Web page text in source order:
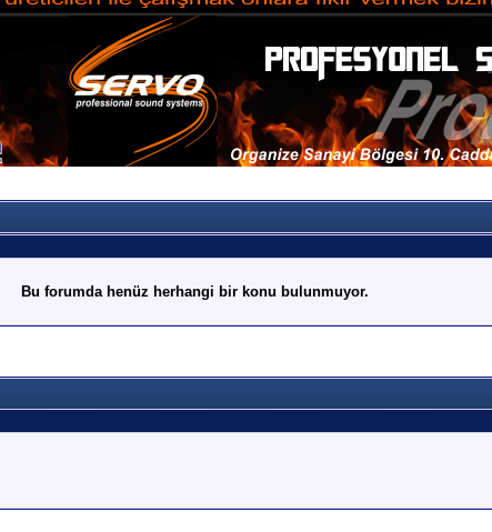
Bu forumda henüz herhangi bir konu bulunmuyor.